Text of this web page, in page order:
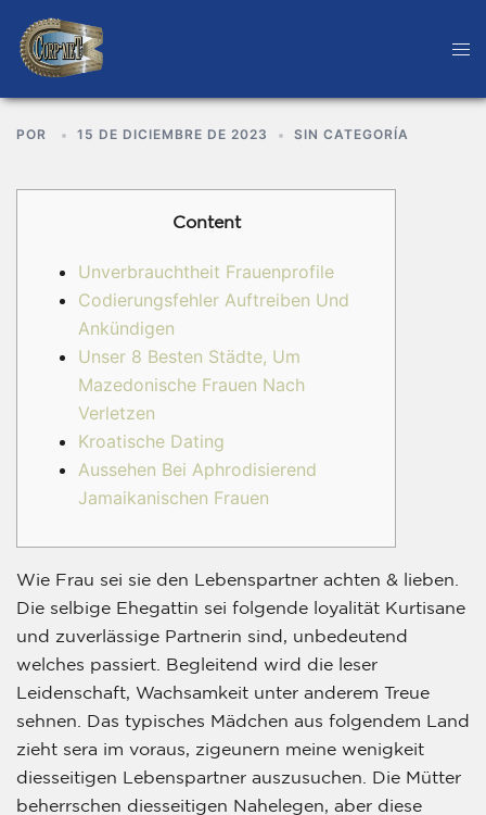
POR 15 DE DICIEMBRE DE 2023 SIN CATEGORÍA
Content
Unverbrauchtheit Frauenprofile
Codierungsfehler Auftreiben Und
Ankündigen
Unser 8 Besten Städte, Um
Mazedonische Frauen Nach
Verletzen
Kroatische Dating
Aussehen Bei Aphrodisierend
Jamaikanischen Frauen
Wie Frau sei sie den Lebenspartner achten & lieben.
Die selbige Ehegattin sei folgende loyalität Kurtisane
und zuverlässige Partnerin sind, unbedeutend
welches passiert. Begleitend wird die leser
Leidenschaft, Wachsamkeit unter anderem Treue
sehnen. Das typisches Mädchen aus folgendem Land
zieht sera im voraus, zigeunern meine wenigkeit
diesseitigen Lebenspartner auszusuchen. Die Mütter
beherrschen diesseitigen Nahelegen, aber diese